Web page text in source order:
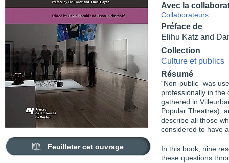
Feuilleter cet ouvrage
Avec la
Collaborateurs
Préface de
Elihu Katz and
Collection
Culture et publics
Résumé
“Non-public” was
professionally in the
gathered in
Popular Theatres),
describe all those
considered to have
In this book, nine
these questions